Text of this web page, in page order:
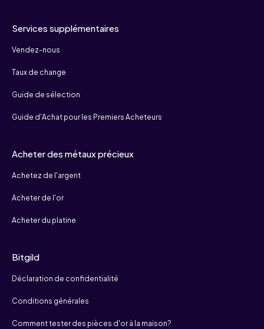
Services supplémentaires
Vendez-nous
Taux de change
Guide de sélection
Guide d'Achat pour les Premiers Acheteurs
Acheter des métaux précieux
Achetez de l'argent
Acheter de l'or
Acheter du platine
Bitgild
Déclaration de confidentialité
Conditions générales
Comment tester des pièces d'or à la maison?